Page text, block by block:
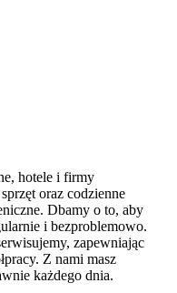
hotele i firmy
oraz codzienne
Dbamy o to, aby
i bezproblemowo.
zapewniając
Z nami masz
każdego dnia.